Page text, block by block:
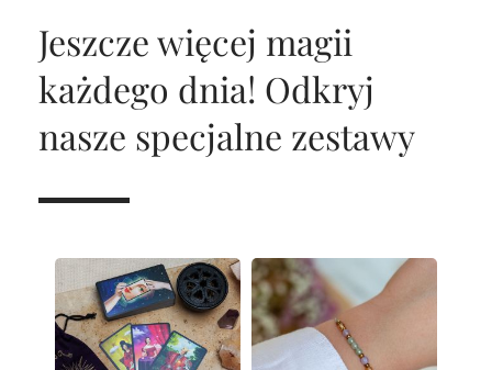
Jeszcze więcej magii
każdego dnia! Odkryj
nasze specjalne zestawy